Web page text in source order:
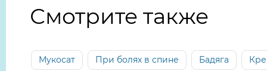
Смотрите также
Мукосат При болях в спине Бадяга